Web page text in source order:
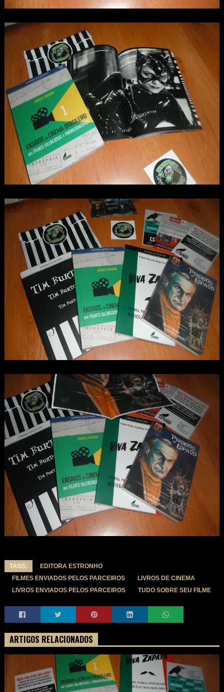
TAGS:
EDITORA ESTRONHO
FILMES ENVIADOS PELOS PARCEIROS
LIVROS DE CINEMA
LIVROS ENVIADOS PELOS PARCEIROS
TUDO SOBRE SEU FILME
ARTIGOS RELACIONADOS